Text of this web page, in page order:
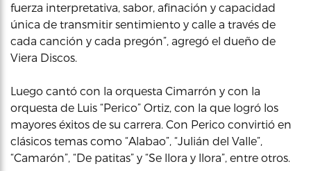
fuerza interpretativa, sabor, afinación y capacidad
única de transmitir sentimiento y calle a través de
cada canción y cada pregón”, agregó el dueño de
Viera Discos.
Luego cantó con la orquesta Cimarrón y con la
orquesta de Luis “Perico” Ortiz, con la que logró los
mayores éxitos de su carrera. Con Perico convirtió en
clásicos temas como “Alabao”, “Julián del Valle”,
“Camarón”, “De patitas” y “Se llora y llora”, entre otros.